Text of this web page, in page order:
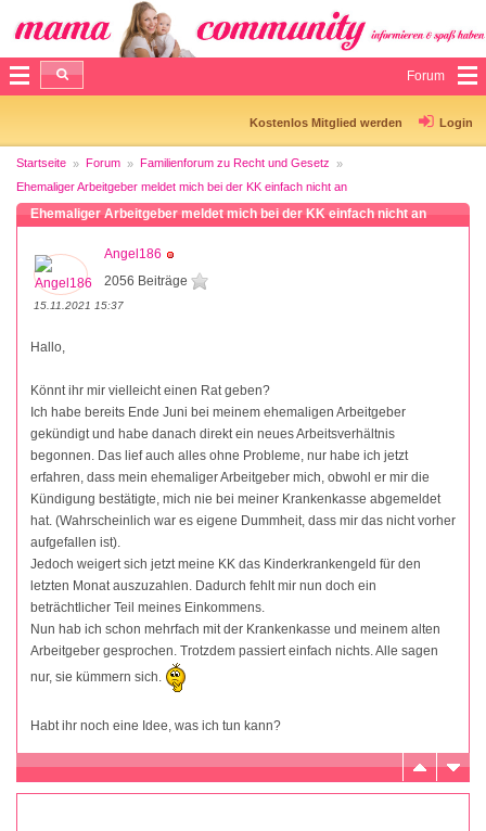
Forum
Kostenlos Mitglied werden Login
Startseite Forum
Familienforum zu Recht und Gesetz
Ehemaliger Arbeitgeber meldet mich bei der KK einfach nicht an
Ehemaliger Arbeitgeber meldet mich bei der KK einfach nicht an
Angel186
2056 Beiträge
15.11.2021 15:37
Hallo,
Könnt ihr mir vielleicht einen Rat geben?
Ich habe bereits Ende Juni bei meinem ehemaligen Arbeitgeber
gekündigt und habe danach direkt ein neues Arbeitsverhältnis
begonnen. Das lief auch alles ohne Probleme, nur habe ich jetzt
erfahren, dass mein ehemaliger Arbeitgeber mich, obwohl er mir die
Kündigung bestätigte, mich nie bei meiner Krankenkasse abgemeldet
hat. (Wahrscheinlich war es eigene Dummheit, dass mir das nicht vorher
aufgefallen ist).
Jedoch weigert sich jetzt meine KK das Kinderkrankengeld für den
letzten Monat auszuzahlen. Dadurch fehlt mir nun doch ein
beträchtlicher Teil meines Einkommens.
Nun hab ich schon mehrfach mit der Krankenkasse und meinem alten
Arbeitgeber gesprochen. Trotzdem passiert einfach nichts. Alle sagen
nur, sie kümmern sich.
Habt ihr noch eine Idee, was ich tun kann?